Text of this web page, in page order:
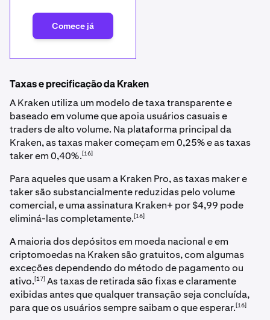
Comece já
Taxas e precificação da Kraken
A Kraken utiliza um modelo de taxa transparente e
baseado em volume que apoia usuários casuais e
traders de alto volume. Na plataforma principal da
Kraken, as taxas maker começam em 0,25% e as taxas
taker em 0,40%.[16]
Para aqueles que usam a Kraken Pro, as taxas maker e
taker são substancialmente reduzidas pelo volume
comercial, e uma assinatura Kraken+ por $4,99 pode
eliminá-las completamente.[16]
A maioria dos depósitos em moeda nacional e em
criptomoedas na Kraken são gratuitos, com algumas
exceções dependendo do método de pagamento ou
ativo.[17] As taxas de retirada são fixas e claramente
exibidas antes que qualquer transação seja concluída,
para que os usuários sempre saibam o que esperar.[16]